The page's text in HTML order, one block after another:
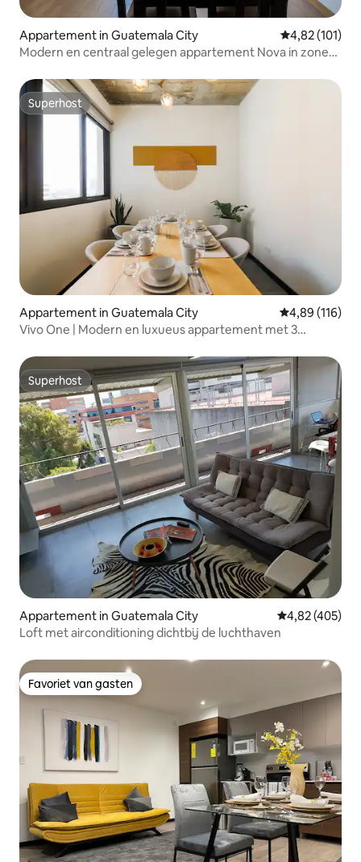
Appartement in Guatemala City Gemiddelde
4,82 (101)
Modern en centraal gelegen appartement Nova in zone
Superhost
Superhost
Appartement in Guatemala City Gemiddelde
4,89 (116)
Vivo One | Modern en luxueus appartement met 3
Superhost
Superhost
Appartement in Guatemala City Gemiddelde
4,82 (405)
Loft met airconditioning dichtbij de luchthaven
Favoriet van gasten
Favoriet van gasten